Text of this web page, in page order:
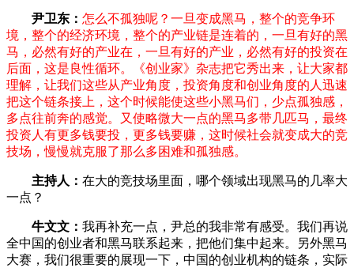
尹卫东： 怎么不孤独呢？一旦变成黑马，整个的竞争环
境，整个的经济环境，整个的产业链是连着的，一旦有好的黑
马，必然有好的产业在，一旦有好的产业，必然有好的投资在
后面，这是良性循环。《创业家》杂志把它秀出来，让大家都
理解，让我们这些从产业角度，投资角度和创业角度的人迅速
把这个链条接上，这个时候能使这些小黑马们，少点孤独感，
多点往前奔的感觉。又使略微大一点的黑马多带几匹马，最终
投资人有更多钱要投，更多钱要赚，这时候社会就变成大的竞
技场，慢慢就克服了那么多困难和孤独感。
主持人： 在大的竞技场里面，哪个领域出现黑马的几率大
一点？
牛文文： 我再补充一点，尹总的我非常有感受。我们再说
全中国的创业者和黑马联系起来，把他们集中起来。另外黑马
大赛，我们很重要的展现一下，中国的创业机构的链条，实际